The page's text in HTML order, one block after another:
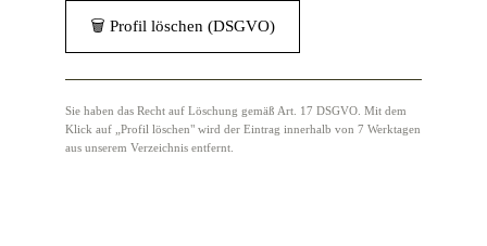
🗑 Profil löschen (DSGVO)
Sie haben das Recht auf Löschung gemäß Art. 17 DSGVO. Mit dem
Klick auf „Profil löschen" wird der Eintrag innerhalb von 7 Werktagen
aus unserem Verzeichnis entfernt.